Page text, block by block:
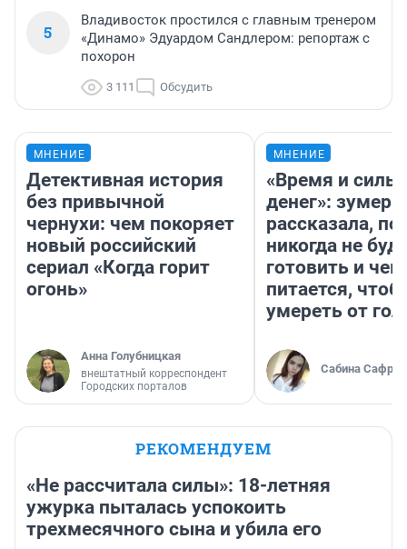
5
Владивосток простился с главным тренером
«Динамо» Эдуардом Сандлером: репортаж с
похорон
3 111 Обсудить
МНЕНИЕ
Детективная история
без привычной
чернухи: чем покоряет
новый российский
сериал «Когда горит
огонь»
Анна Голубницкая
внештатный корреспондент
Городских порталов
МНЕНИЕ
«Время и
денег»:
рассказала,
никогда не
готовить и чем
питается,
умереть от
Сабина
РЕКОМЕНДУЕМ
«Не рассчитала силы»: 18-летняя
ужурка пыталась успокоить
трехмесячного сына и убила его